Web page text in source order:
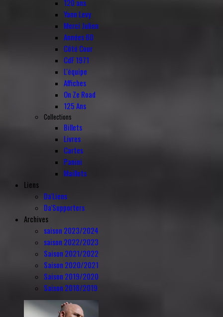
120 ans
Yann Levy
Merci Julien
Années 60
Côté Cour
CdF 1971
L'équipe
Affiches
On Ze Road
125 Ans
Collections
Billets
Livres
Cartes
Panini
Maillots
Liens
Da'Liens
Da'Supporters
Archives
saison 2023/2024
saison 2022/2023
Saison 2021/2022
Saison 2020/2021
Saison 2019/2020
Saison 2018/2019